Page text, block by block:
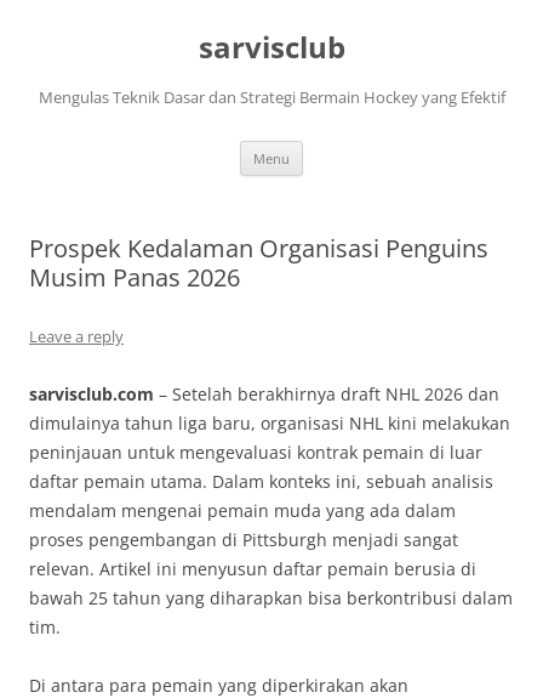
sarvisclub
Mengulas Teknik Dasar dan Strategi Bermain Hockey yang Efektif
Menu
Prospek Kedalaman Organisasi Penguins
Musim Panas 2026
Leave a reply
sarvisclub.com – Setelah berakhirnya draft NHL 2026 dan
dimulainya tahun liga baru, organisasi NHL kini melakukan
peninjauan untuk mengevaluasi kontrak pemain di luar
daftar pemain utama. Dalam konteks ini, sebuah analisis
mendalam mengenai pemain muda yang ada dalam
proses pengembangan di Pittsburgh menjadi sangat
relevan. Artikel ini menyusun daftar pemain berusia di
bawah 25 tahun yang diharapkan bisa berkontribusi dalam
tim.
Di antara para pemain yang diperkirakan akan